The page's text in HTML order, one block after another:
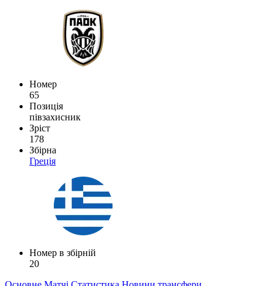
Номер
65
Позиція
півзахисник
Зріст
178
Збірна
Греція
Номер в збірній
20